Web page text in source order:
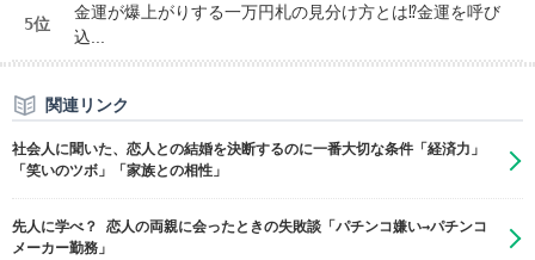
5位
金運が爆上がりする一万円札の見分け方とは⁉金運を呼び
込...
関連リンク
社会人に聞いた、恋人との結婚を決断するのに一番大切な条件「経済力」
「笑いのツボ」「家族との相性」
先人に学べ？ 恋人の両親に会ったときの失敗談「パチンコ嫌い→パチンコ
メーカー勤務」